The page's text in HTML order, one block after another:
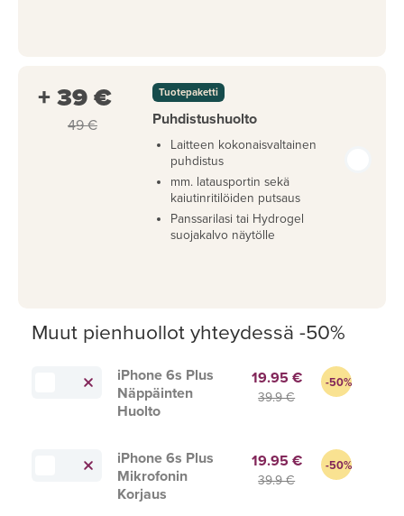
+ 39 €
49 €
Tuotepaketti
Puhdistushuolto
Laitteen kokonaisvaltainen
puhdistus
mm. latausportin sekä
kaiutinritilöiden putsaus
Panssarilasi tai Hydrogel
suojakalvo näytölle
Muut pienhuollot yhteydessä -50%
iPhone 6s Plus
Näppäinten
Huolto
19.95 €
39.9 €
-50%
iPhone 6s Plus
Mikrofonin
Korjaus
19.95 €
39.9 €
-50%